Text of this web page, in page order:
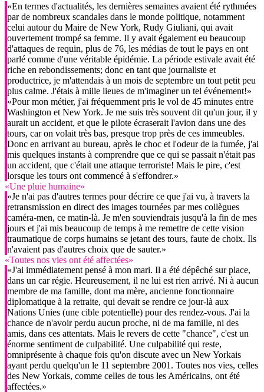
«En termes d'actualités, les dernières semaines avaient été rythmées
par de nombreux scandales dans le monde politique, notamment
celui autour du Maire de New York, Rudy Giuliani, qui avait
ouvertement trompé sa femme. Il y avait également eu beaucoup
d'attaques de requin, plus de 76, les médias de tout le pays en ont
parlé comme d'une véritable épidémie. La période estivale avait été
riche en rebondissements; donc en tant que journaliste et
productrice, je m'attendais à un mois de septembre un tout petit peu
plus calme. J'étais à mille lieues de m'imaginer un tel événement!»
«Pour mon métier, j'ai fréquemment pris le vol de 45 minutes entre
Washington et New York. Je me suis très souvent dit qu'un jour, il y
aurait un accident, et que le pilote écraserait l'avion dans une des
tours, car on volait très bas, presque trop près de ces immeubles.
Donc en arrivant au bureau, après le choc et l'odeur de la fumée, j'ai
mis quelques instants à comprendre que ce qui se passait n'était pas
un accident, que c'était une attaque terroriste! Mais le pire, c'est
lorsque les tours ont commencé à s'effondrer.»
«Une pluie humaine»
«Je n'ai pas d'autres termes pour décrire ce que j'ai vu, à travers la
retransmission en direct des images tournées par mes collègues
caméra-men, ce matin-là. Je m'en souviendrais jusqu'à la fin de mes
jours et j'ai mis beaucoup de temps à me remettre de cette vision
traumatique de corps humains se jetant des tours, faute de choix. Ils
n'avaient pas d'autres choix que de sauter.»
«Toutes nos vies ont été affectées»
«J'ai immédiatement pensé à mon mari. Il a été dépêché sur place,
dans un car régie. Heureusement, il ne lui est rien arrivé. Ni à aucun
membre de ma famille, dont ma mère, ancienne fonctionnaire
diplomatique à la retraite, qui devait se rendre ce jour-là aux
Nations Unies (une cible potentielle) pour des rendez-vous. J'ai la
chance de n'avoir perdu aucun proche, ni de ma famille, ni des
amis, dans ces attentats. Mais le revers de cette "chance", c'est un
énorme sentiment de culpabilité. Une culpabilité qui reste,
omniprésente à chaque fois qu'on discute avec un New Yorkais
ayant perdu quelqu'un le 11 septembre 2001. Toutes nos vies, celles
des New Yorkais, comme celles de tous les Américains, ont été
affectées.»